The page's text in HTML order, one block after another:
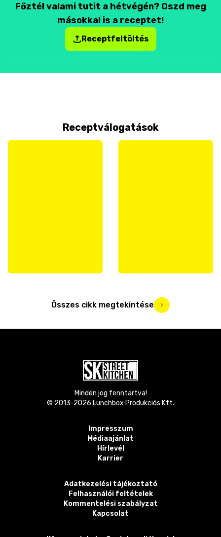
Főztél valami tutit a hétvégén? Oszd meg
másokkal is a receptet!
Receptfeltöltés
Receptválogatások
Összes cikk megtekintése
Minden jog fenntartva!
© 2013-2026 Lunchbox Produkciós Kft.
Impresszum
Médiaajánlat
Hírlevél
Karrier
Adatkezelési tájékoztató
Felhasználói feltételek
Kommentelési szabályzat
Kapcsolat